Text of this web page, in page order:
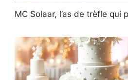
MC Solaar, l’as de trèfle